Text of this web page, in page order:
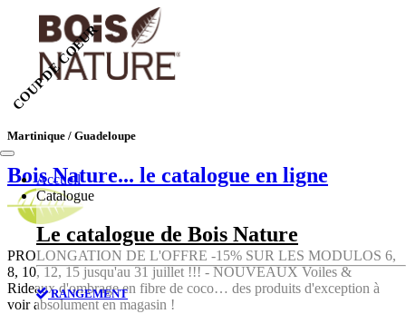
Martinique / Guadeloupe
Bois Nature... le catalogue en ligne
PROLONGATION DE L'OFFRE -15% SUR LES MODULOS 6,
8, 10, 12, 15 jusqu'au 31 juillet !!! - NOUVEAUX Voiles &
Rideaux d'ombrage en fibre de coco… des produits d'exception à
voir absolument en magasin !
Accueil
Catalogue
Le catalogue de Bois Nature
RANGEMENT
COUP DE COEUR